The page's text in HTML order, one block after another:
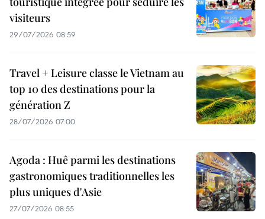
visiteurs
29/07/2026 08:59
Travel + Leisure classe le Vietnam au
top 10 des destinations pour la
génération Z
28/07/2026 07:00
Agoda : Huê parmi les destinations
gastronomiques traditionnelles les
plus uniques d'Asie
27/07/2026 08:55